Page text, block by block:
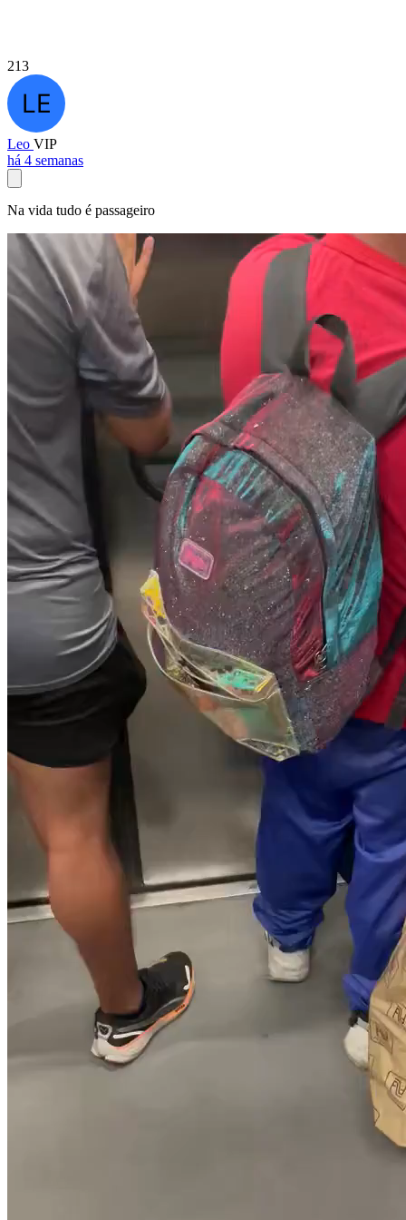
213
Leo VIP
há 4 semanas
Na vida tudo é passageiro